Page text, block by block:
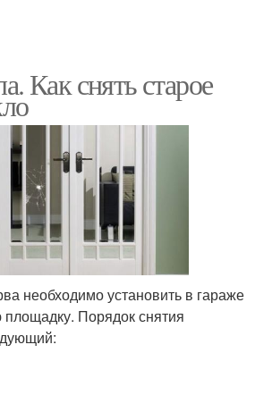
Как снять старое
необходимо установить в гараже
Порядок снятия